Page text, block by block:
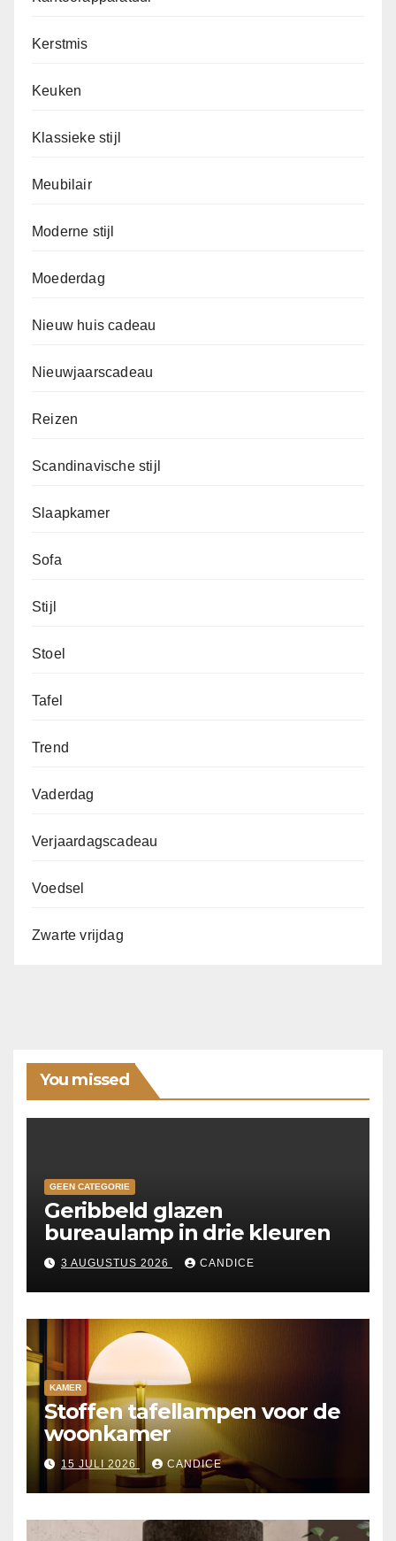
Kerstmis
Keuken
Klassieke stijl
Meubilair
Moderne stijl
Moederdag
Nieuw huis cadeau
Nieuwjaarscadeau
Reizen
Scandinavische stijl
Slaapkamer
Sofa
Stijl
Stoel
Tafel
Trend
Vaderdag
Verjaardagscadeau
Voedsel
Zwarte vrijdag
You missed
GEEN CATEGORIE
Geribbeld glazen
bureaulamp in drie kleuren
3 AUGUSTUS 2026 CANDICE
KAMER
Stoffen tafellampen voor de
woonkamer
15 JULI 2026 CANDICE